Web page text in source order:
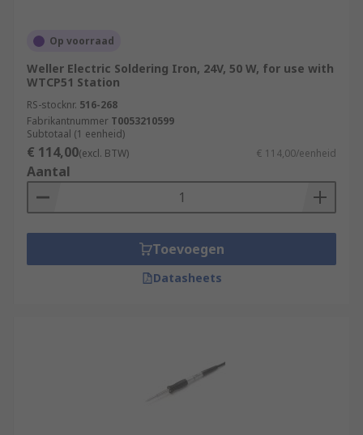
Op voorraad
Weller Electric Soldering Iron, 24V, 50 W, for use with
WTCP51 Station
RS-stocknr. 516-268
Fabrikantnummer T0053210599
Subtotaal (1 eenheid)
€ 114,00(excl. BTW) € 114,00/eenheid
Aantal
Toevoegen
Datasheets